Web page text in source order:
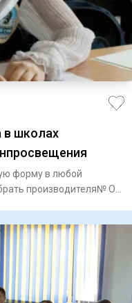
в школах
форму в любой
производителя№ О